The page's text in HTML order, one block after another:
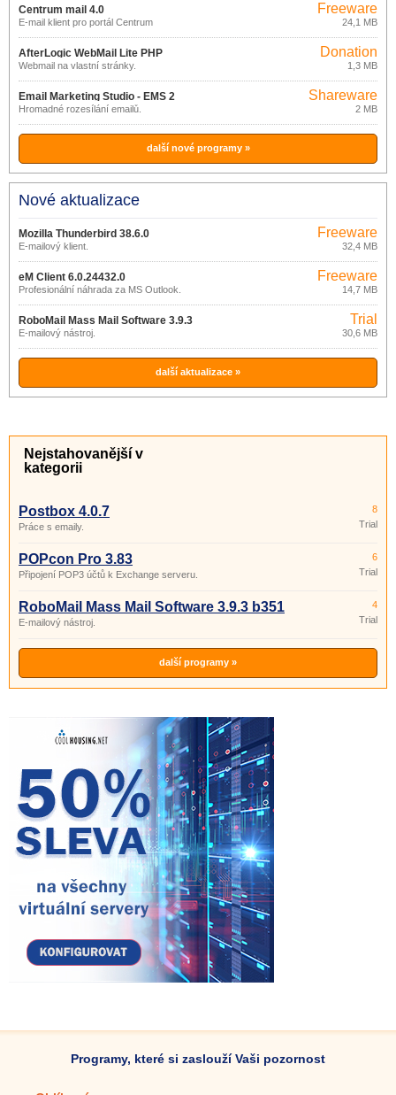
Centrum mail 4.0
E-mail klient pro portál Centrum
Freeware
24,1 MB
AfterLogic WebMail Lite PHP
Webmail na vlastní stránky.
Donation
ware
1,3 MB
Email Marketing Studio - EMS 2
Hromadné rozesílání emailů.
Shareware
2 MB
další nové programy »
Nové aktualizace
Mozilla Thunderbird 38.6.0
E-mailový klient.
Freeware
32,4 MB
eM Client 6.0.24432.0
Profesionální náhrada za MS Outlook.
Freeware
14,7 MB
RoboMail Mass Mail Software 3.9.3
b351
E-mailový nástroj.
Trial
30,6 MB
další aktualizace »
Nejstahovanější v
kategorii
Postbox 4.0.7
Práce s emaily.
8
Trial
POPcon Pro 3.83
Připojení POP3 účtů k Exchange serveru.
6
Trial
RoboMail Mass Mail Software 3.9.3 b351
E-mailový nástroj.
4
Trial
další programy »
Programy, které si zaslouží Vaši pozornost